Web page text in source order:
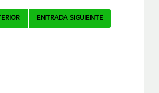
ENTRADA SIGUIENTE